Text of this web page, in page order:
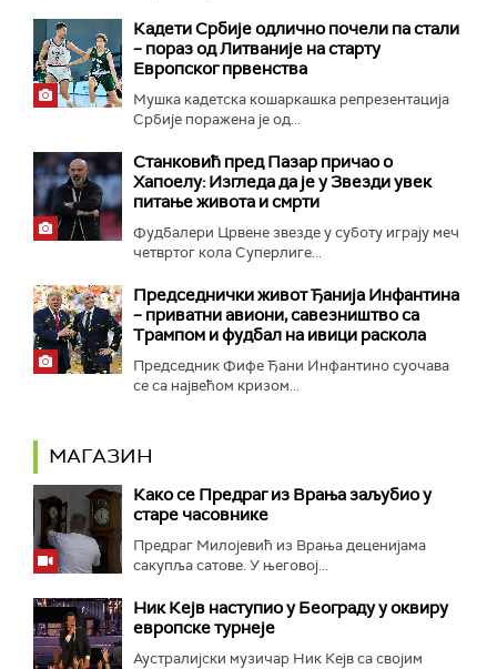
Кадети Србије одлично почели па стали
– пораз од Литваније на старту
Европског првенства
Мушка кадетска кошаркашка репрезентација
Србије поражена је од...
Станковић пред Пазар причао о
Хапоелу: Изгледа да је у Звезди увек
питање живота и смрти
Фудбалери Црвене звезде у суботу играју меч
четвртог кола Суперлиге...
Председнички живот Ђанија Инфантина
– приватни авиони, савезништво са
Трампом и фудбал на ивици раскола
Председник Фифе Ђани Инфантино суочава
се са највећом кризом...
МАГАЗИН
Како се Предраг из Врања заљубио у
старе часовнике
Предраг Милојевић из Врања деценијама
сакупља сатове. У његовој...
Ник Кејв наступио у Београду у оквиру
европске турнеје
Аустралијски музичар Ник Кејв са својим